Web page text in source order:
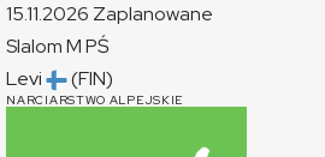
15.11.2026 Zaplanowane
SlalomM PŚ
Levi
(FIN)
NARCIARSTWO ALPEJSKIE